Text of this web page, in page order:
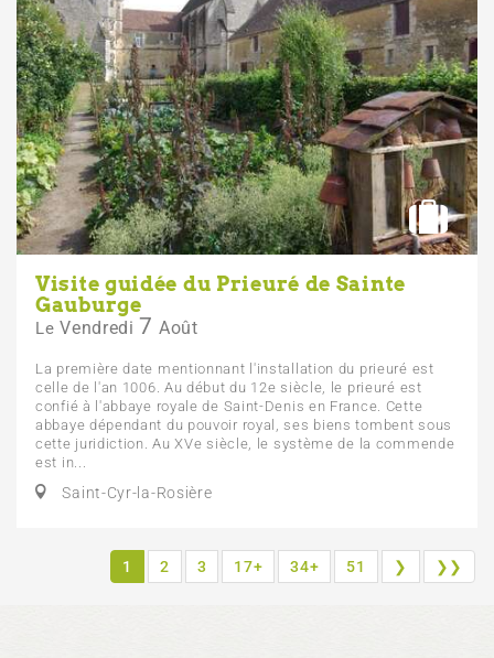
Visite guidée du Prieuré de Sainte
Gauburge
Le Vendredi 7 Août
La première date mentionnant l'installation du prieuré est
celle de l'an 1006. Au début du 12e siècle, le prieuré est
confié à l'abbaye royale de Saint-Denis en France. Cette
abbaye dépendant du pouvoir royal, ses biens tombent sous
cette juridiction. Au XVe siècle, le système de la commende
est in...
Saint-Cyr-la-Rosière
1 2 3 17+ 34+ 51 ❯ ❯❯